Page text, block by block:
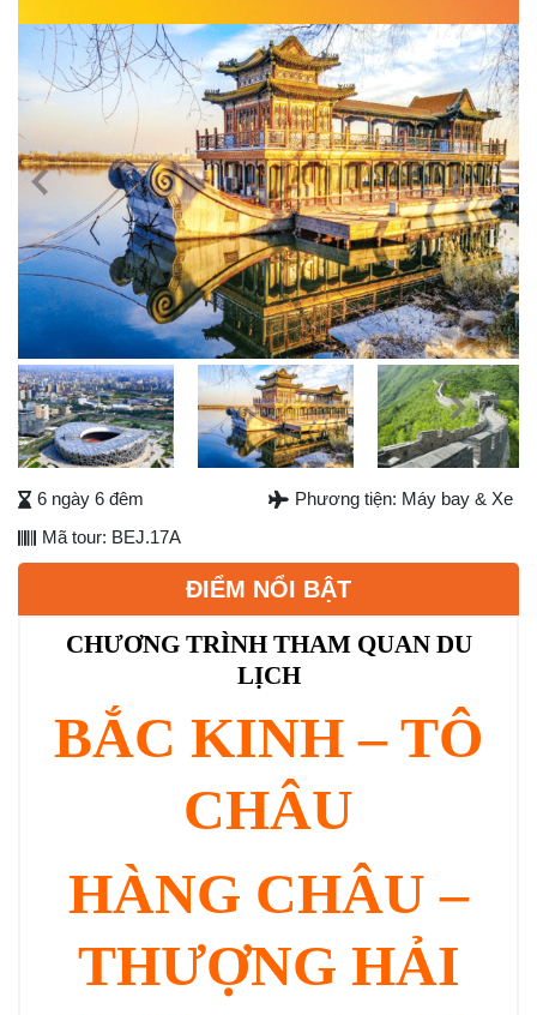
Previous Next
Next
6 ngày 6 đêm
Phương tiện: Máy bay & Xe
Mã tour: BEJ.17A
ĐIỂM NỔI BẬT
CHƯƠNG TRÌNH THAM QUAN DU
LỊCH
BẮC KINH – TÔ
CHÂU
HÀNG CHÂU –
THƯỢNG HẢI